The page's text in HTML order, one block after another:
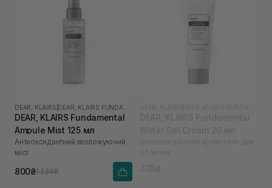
DEAR, KLAIRS
DEAR, KLAIRS Fundamental
Ampule Mist 125 мл
Антиоксидантний зволожуючий
міст
800₴1 230₴